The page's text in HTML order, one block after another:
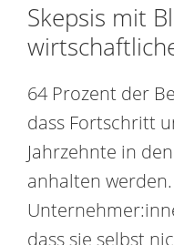
Skepsis mit
64 Prozent der
dass Fortschritt
Jahrzehnte in
anhalten
dass sie selbst